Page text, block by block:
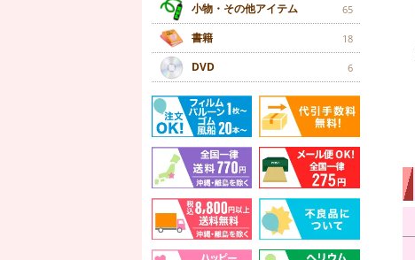
小物・その他アイテム 65
書籍 18
DVD 6